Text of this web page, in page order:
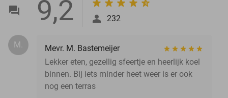
9,2 232
M.
Mevr. M. Bastemeijer
Lekker eten, gezellig sfeertje en heerlijk koel
binnen. Bij iets minder heet weer is er ook
nog een terras